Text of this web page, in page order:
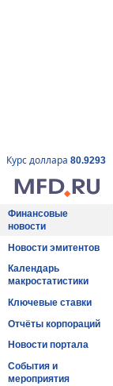
Курс доллара 80.9293
Финансовые
новости
Новости эмитентов
Календарь
макростатистики
Ключевые ставки
Отчёты корпораций
Новости портала
События и
мероприятия